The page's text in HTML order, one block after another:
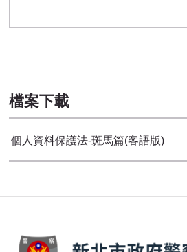
檔案下載
個人資料保護法-斑馬篇(客語版)